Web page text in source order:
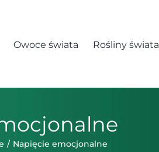
Owoce świata Rośliny świata
Napięcie emocjonalne